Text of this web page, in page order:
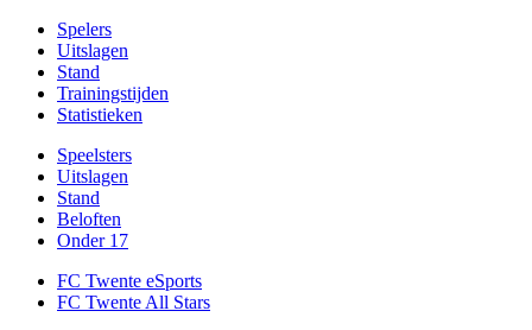
Spelers
Uitslagen
Stand
Trainingstijden
Statistieken
Speelsters
Uitslagen
Stand
Beloften
Onder 17
FC Twente eSports
FC Twente All Stars